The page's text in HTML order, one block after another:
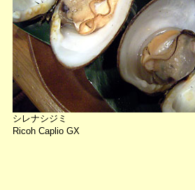
シレナシジミ
Ricoh Caplio GX